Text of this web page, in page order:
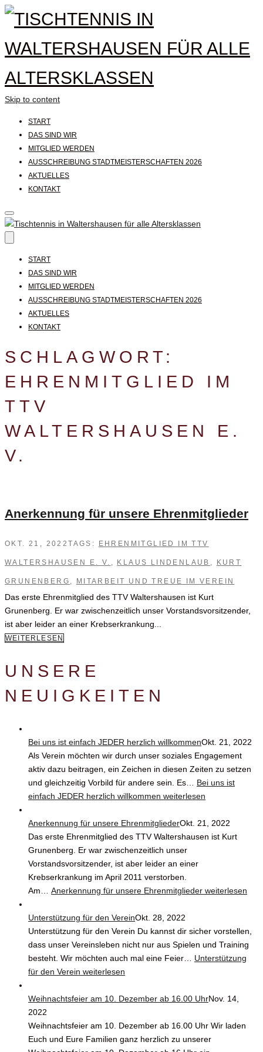
Skip to content
START
DAS SIND WIR
MITGLIED WERDEN
AUSSCHREIBUNG STADTMEISTERSCHAFTEN 2026
AKTUELLES
KONTAKT
START
DAS SIND WIR
MITGLIED WERDEN
AUSSCHREIBUNG STADTMEISTERSCHAFTEN 2026
AKTUELLES
KONTAKT
SCHLAGWORT:
EHRENMITGLIED IM
TTV
WALTERSHAUSEN E.
V.
Anerkennung für unsere Ehrenmitglieder
OKT. 21, 2022TAGS: EHRENMITGLIED IM TTV
WALTERSHAUSEN E. V. , KLAUS LINDENLAUB , KURT
GRUNENBERG , MITARBEIT UND TREUE IM VEREIN
Das erste Ehrenmitglied des TTV Waltershausen ist Kurt
Grunenberg. Er war zwischenzeitlich unser Vorstandsvorsitzender,
ist aber leider an einer Krebserkrankung...
WEITERLESEN
UNSERE
NEUIGKEITEN
Bei uns ist einfach JEDER herzlich willkommenOkt. 21, 2022
Als Verein möchten wir durch unser soziales Engagement
aktiv dazu beitragen, ein Zeichen in diesen Zeiten zu setzen
und gleichzeitig Vorbild für andere sein. Es… Bei uns ist
einfach JEDER herzlich willkommen weiterlesen
Anerkennung für unsere EhrenmitgliederOkt. 21, 2022
Das erste Ehrenmitglied des TTV Waltershausen ist Kurt
Grunenberg. Er war zwischenzeitlich unser
Vorstandsvorsitzender, ist aber leider an einer
Krebserkrankung im April 2011 verstorben.
Am… Anerkennung für unsere Ehrenmitglieder weiterlesen
Unterstützung für den VereinOkt. 28, 2022
Unterstützung für den Verein Du kannst dir sicher vorstellen,
dass unser Vereinsleben nicht nur aus Spielen und Training
besteht. Wir möchten auch mal eine Feier… Unterstützung
für den Verein weiterlesen
Weihnachtsfeier am 10. Dezember ab 16.00 UhrNov. 14,
2022
Weihnachtsfeier am 10. Dezember ab 16.00 Uhr Wir laden
Euch und Eure Familien ganz herzlich zu unserer